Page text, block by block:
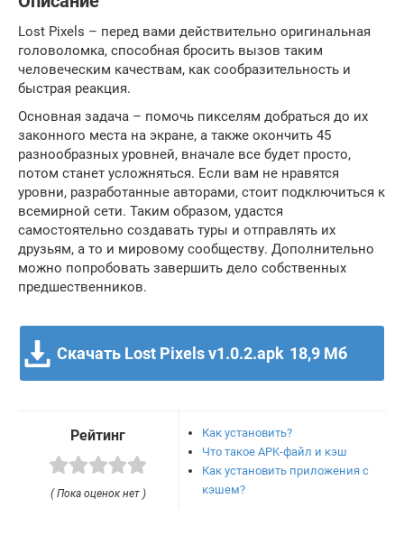
Lost Pixels – перед вами действительно оригинальная
головоломка, способная бросить вызов таким
человеческим качествам, как сообразительность и
быстрая реакция.
Основная задача – помочь пикселям добраться до их
законного места на экране, а также окончить 45
разнообразных уровней, вначале все будет просто,
потом станет усложняться. Если вам не нравятся
уровни, разработанные авторами, стоит подключиться к
всемирной сети. Таким образом, удастся
самостоятельно создавать туры и отправлять их
друзьям, а то и мировому сообществу. Дополнительно
можно попробовать завершить дело собственных
предшественников.
Скачать Lost Pixels v1.0.2.apk 18,9 Мб
Рейтинг
( Пока оценок нет )
Как установить?
Что такое APK-файл и кэш
Как установить приложения с
кэшем?